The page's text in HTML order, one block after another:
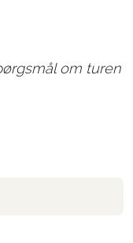
om turen